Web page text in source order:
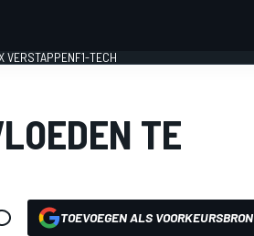
VERSTAPPENF1-TECH
TE
TOEVOEGEN ALS VOORKEURSBRON